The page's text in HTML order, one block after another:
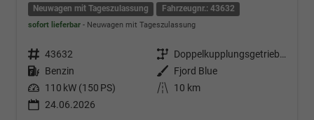
Neuwagen mit Tageszulassung Fahrzeugnr.: 43632
sofort lieferbar Neuwagen mit Tageszulassung
Fahrzeugnr. 43632 Getriebe
Doppelkupplungsgetriebe (DSG)
Kraftstoff Benzin Außenfarbe
Fjord Blue
Leistung 110 kW (150 PS) Kilometerstand
10 km
24.06.2026